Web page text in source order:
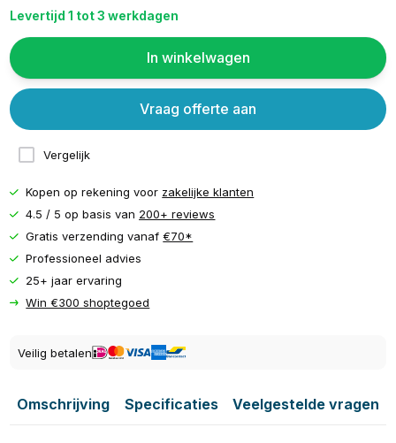
Levertijd 1 tot 3 werkdagen
In winkelwagen
Vergelijk
Vraag offerte aan
Kopen op rekening voor zakelijke klanten
4.5 / 5 op basis van 200+ reviews
Gratis verzending vanaf€70*
Professioneel advies
25+ jaar ervaring
Win €300 shoptegoed
Veilig betalen
Omschrijving Specificaties Veelgestelde vragen